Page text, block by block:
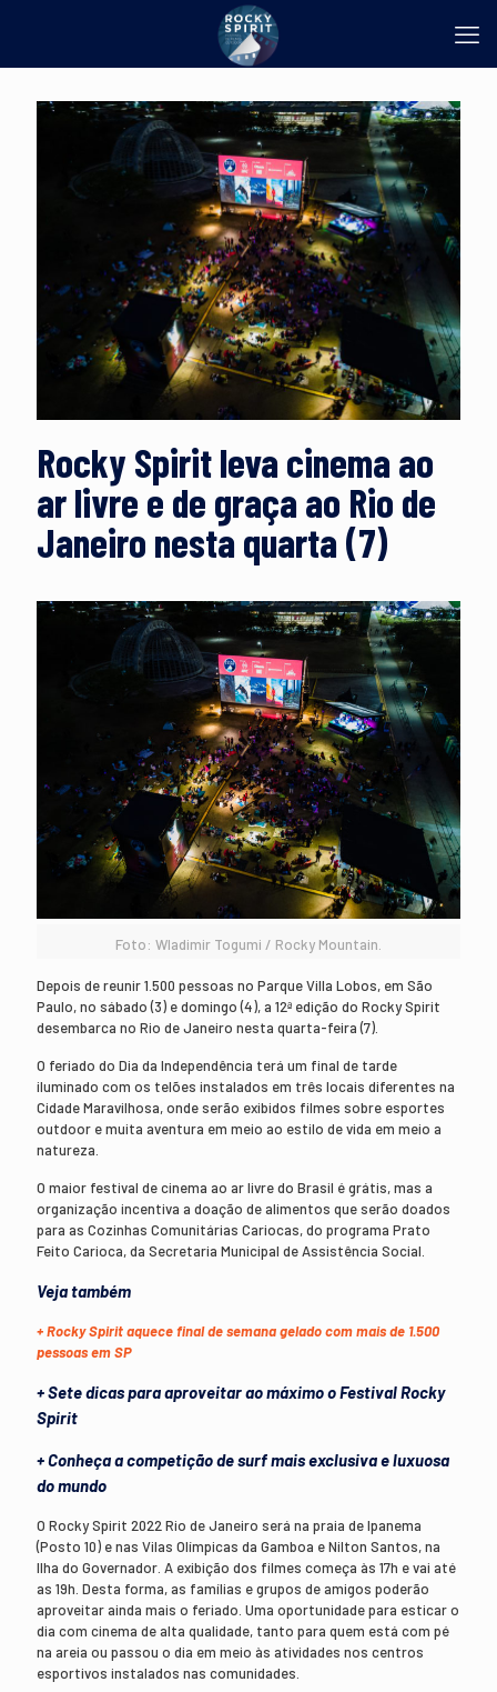
Rocky Spirit leva cinema ao
ar livre e de graça ao Rio de
Janeiro nesta quarta (7)
Foto: Wladimir Togumi / Rocky Mountain.
Depois de reunir 1.500 pessoas no Parque Villa Lobos, em São
Paulo, no sábado (3) e domingo (4), a 12ª edição do Rocky Spirit
desembarca no Rio de Janeiro nesta quarta-feira (7).
O feriado do Dia da Independência terá um final de tarde
iluminado com os telões instalados em três locais diferentes na
Cidade Maravilhosa, onde serão exibidos filmes sobre esportes
outdoor e muita aventura em meio ao estilo de vida em meio a
natureza.
O maior festival de cinema ao ar livre do Brasil é grátis, mas a
organização incentiva a doação de alimentos que serão doados
para as Cozinhas Comunitárias Cariocas, do programa Prato
Feito Carioca, da Secretaria Municipal de Assistência Social.
Veja também
+ Rocky Spirit aquece final de semana gelado com mais de 1.500
pessoas em SP
+ Sete dicas para aproveitar ao máximo o Festival Rocky
Spirit
+ Conheça a competição de surf mais exclusiva e luxuosa
do mundo
O Rocky Spirit 2022 Rio de Janeiro será na praia de Ipanema
(Posto 10) e nas Vilas Olímpicas da Gamboa e Nilton Santos, na
Ilha do Governador. A exibição dos filmes começa às 17h e vai até
as 19h. Desta forma, as famílias e grupos de amigos poderão
aproveitar ainda mais o feriado. Uma oportunidade para esticar o
dia com cinema de alta qualidade, tanto para quem está com pé
na areia ou passou o dia em meio às atividades nos centros
esportivos instalados nas comunidades.